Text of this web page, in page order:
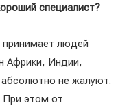
специалист?
людей
Африки, Индии,
не жалуют.
При этом от